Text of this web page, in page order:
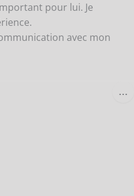
pour lui. Je
avec mon
…